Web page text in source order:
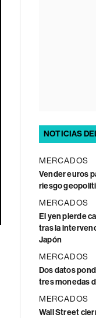
NOTICIAS
MERCADOS
Vender euros
riesgo
MERCADOS
El yen pierde
tras la
Japón
MERCADOS
Dos datos
tres monedas
MERCADOS
Wall Street